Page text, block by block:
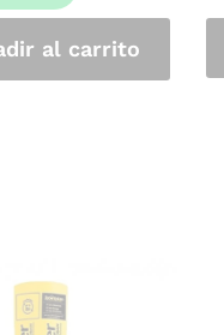
al carrito